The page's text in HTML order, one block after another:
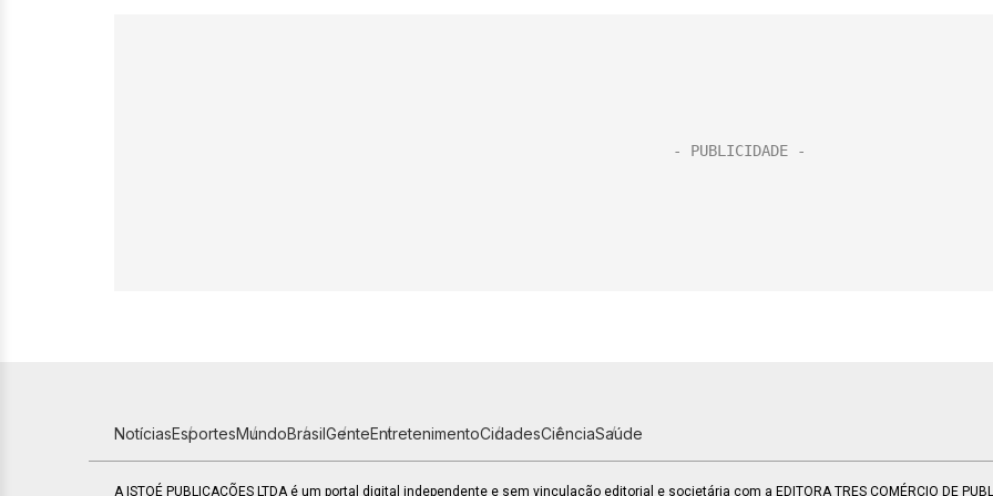
NotíciasEsportesMundoBrasilGenteEntretenimentoCidadesCiênciaSaúde
A ISTOÉ PUBLICAÇÕES LTDA é um portal digital independente e sem vinculação editorial e societária com a EDITORA TRES COMÉRCIO DE